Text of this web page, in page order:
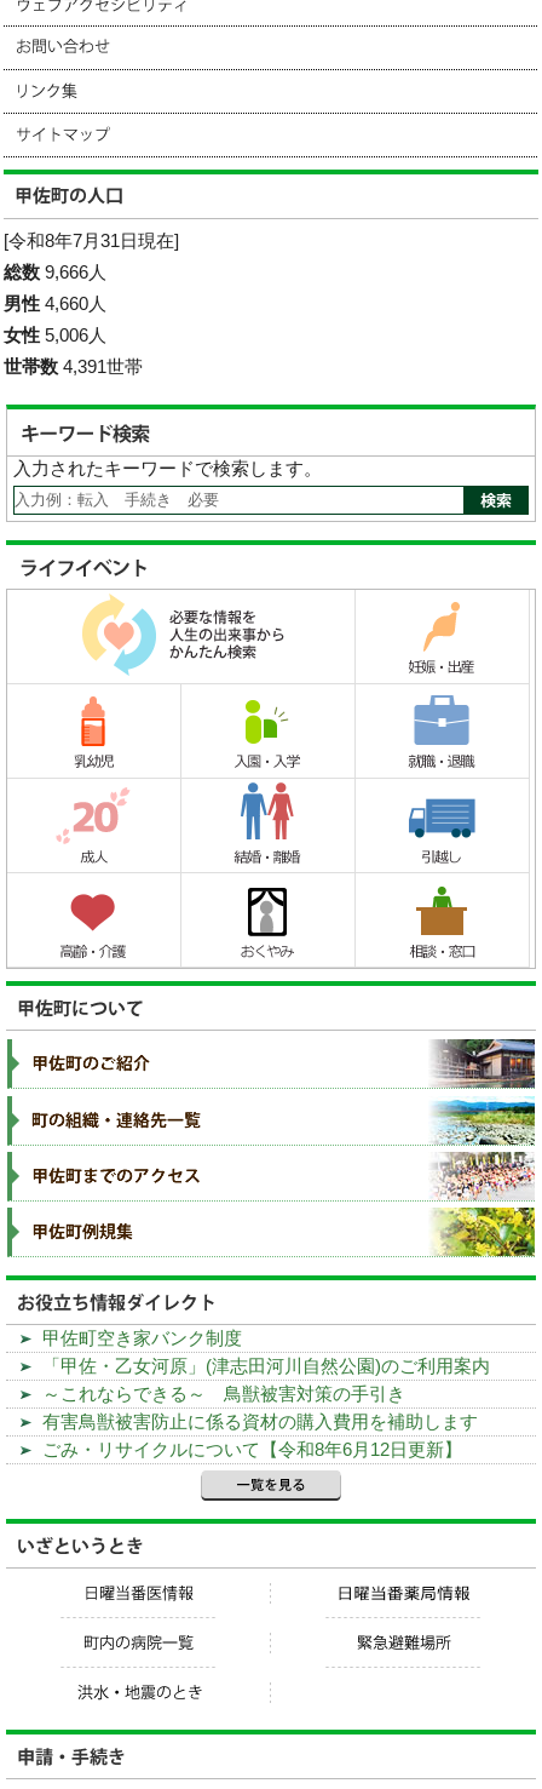
[令和8年7月31日現在]
総数 9,666人
男性 4,660人
女性 5,006人
世帯数 4,391世帯
入力されたキーワードで検索します。
甲佐町空き家バンク制度
「甲佐・乙女河原」(津志田河川自然公園)のご利用案内
～これならできる～ 鳥獣被害対策の手引き
有害鳥獣被害防止に係る資材の購入費用を補助します
ごみ・リサイクルについて【令和8年6月12日更新】